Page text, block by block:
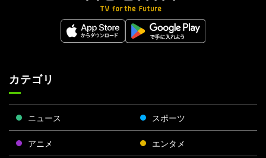
カテゴリ
ニュース スポーツ
アニメ エンタメ